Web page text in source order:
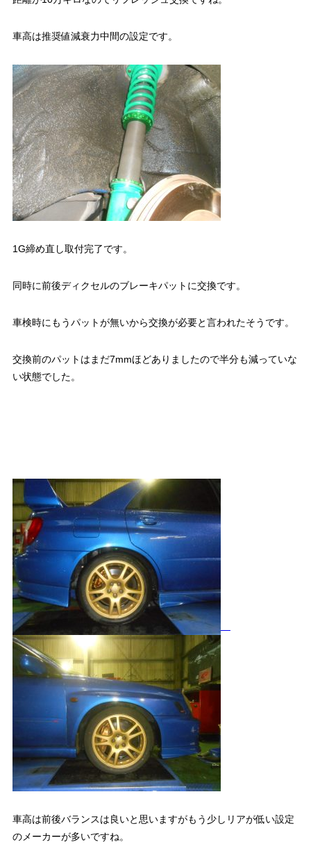
車高は推奨値減衰力中間の設定です。
1G締め直し取付完了です。
同時に前後ディクセルのブレーキパットに交換です。
車検時にもうパットが無いから交換が必要と言われたそうです。
交換前のパットはまだ7mmほどありましたので半分も減っていな
い状態でした。
車高は前後バランスは良いと思いますがもう少しリアが低い設定
のメーカーが多いですね。